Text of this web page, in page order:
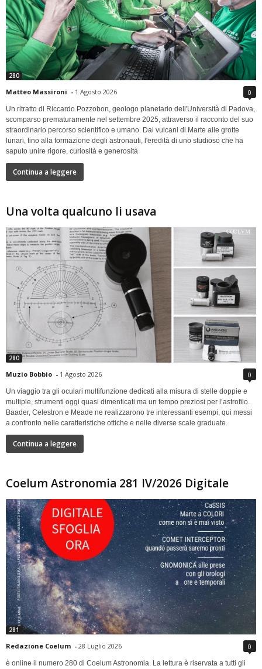
280
Matteo Massironi - 1 Agosto 2026 0
Un ritratto di Riccardo Pozzobon, geologo planetario dell'Università di Padova,
scomparso prematuramente nel settembre 2025, attraverso il racconto del suo
straordinario percorso scientifico e umano. Dai vulcani di Marte alle grotte
lunari, fino alla formazione degli astronauti, l'eredità di uno studioso che ha
saputo unire rigore, curiosità e generosità
Continua a leggere
Una volta qualcuno li usava
280
Muzio Bobbio - 1 Agosto 2026 0
Un viaggio tra gli oculari multifunzione dedicati alla misura di stelle doppie e
multiple, strumenti oggi quasi dimenticati ma un tempo preziosi per l’astrofilo.
Baader, Celestron e Meade ne realizzarono tre interessanti esempi, qui messi
a confronto nelle caratteristiche ottiche e nelle diverse scale graduate.
Continua a leggere
Coelum Astronomia 281 IV/2026 Digitale
281
Redazione Coelum - 28 Luglio 2026 0
è online il numero 280 di Coelum Astronomia. La lettura è riservata a tutti gli